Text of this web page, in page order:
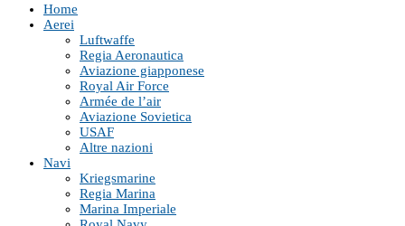
Home
Aerei
Luftwaffe
Regia Aeronautica
Aviazione giapponese
Royal Air Force
Armée de l’air
Aviazione Sovietica
USAF
Altre nazioni
Navi
Kriegsmarine
Regia Marina
Marina Imperiale